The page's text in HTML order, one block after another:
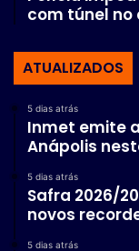
com túnel no
ATUALIZADOS
5 dias atrás
Inmet emite
Anápolis
5 dias atrás
Safra 2026/
novos
5 dias atrás